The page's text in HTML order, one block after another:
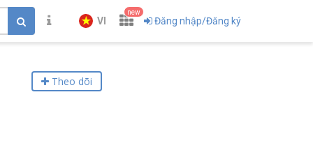
VI
new
Đăng nhập/Đăng ký
Theo dõi